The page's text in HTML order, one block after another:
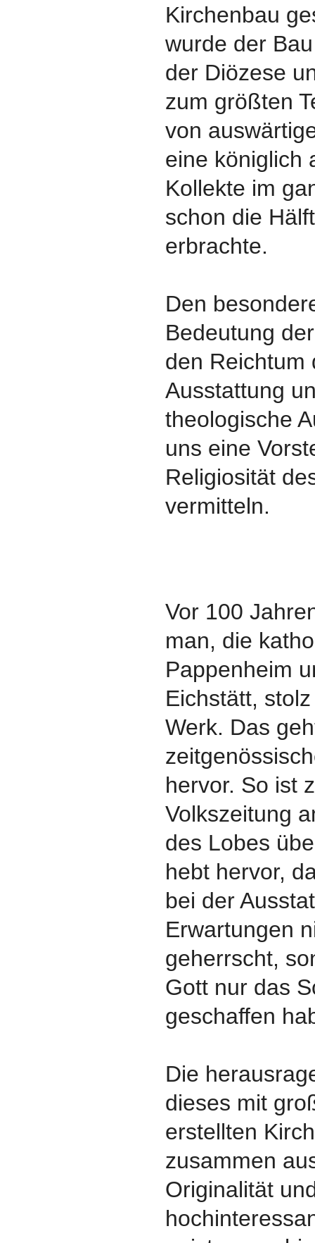
Kirchenbau
wurde der
der Diözese
zum größten
von
eine königlich
Kollekte im
schon die
erbrachte.
Den
Bedeutung
den Reichtum
Ausstattung
theologische
uns eine
Religiosität
vermitteln.
Vor 100
man, die
Pappenheim
Eichstätt,
Werk. Das
hervor. So ist
Volkszeitung
des Lobes
hebt hervor,
bei der
Erwartungen
geherrscht,
Gott nur das
geschaffen
Die
dieses mit
erstellten
zusammen
Originalität